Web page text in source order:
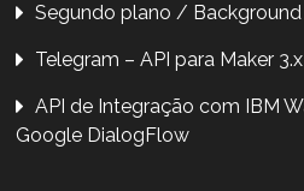
Segundo plano / Background
Telegram – API para Maker
API de Integração com IBM
Google DialogFlow